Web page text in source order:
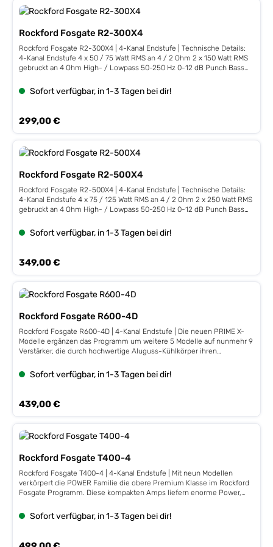
Rockford Fosgate R2-300X4
Rockford Fosgate R2-300X4 | 4-Kanal Endstufe | Technische Details:
4-Kanal Endstufe 4 x 50 / 75 Watt RMS an 4 / 2 Ohm 2 x 150 Watt RMS
gebruckt an 4 Ohm High- / Lowpass 50-250 Hz 0-12 dB Punch Bass
• High Level Inputs mit Auto Turn On inkl. Leistungszertifikat Maße:
255x173x49mm
Sofort verfügbar, in 1-3 Tagen bei dir!
Regulärer Preis:
299,00 €
Rockford Fosgate R2-500X4
Rockford Fosgate R2-500X4 | 4-Kanal Endstufe | Technische Details:
4-Kanal Endstufe 4 x 75 / 125 Watt RMS an 4 / 2 Ohm 2 x 250 Watt RMS
gebruckt an 4 Ohm High- / Lowpass 50-250 Hz 0-12 dB Punch Bass
• High Level Inputs mit Auto Turn On inkl. Leistungszertifikat Maße:
255x173x49mm
Sofort verfügbar, in 1-3 Tagen bei dir!
Regulärer Preis:
349,00 €
Rockford Fosgate R600-4D
Rockford Fosgate R600-4D | 4-Kanal Endstufe | Die neuen PRIME X-
Modelle ergänzen das Programm um weitere 5 Modelle auf nunmehr 9
Verstärker, die durch hochwertige Aluguss-Kühlkörper ihren
deutlich mehr Leistung als angegebenliefern - Jedem Verstärker liegt
ein entsprechendes Leistungszertifikat bei! 4 x 100 / 150 W RMS an 4 /
Endstufe (digital)• High- / Lowpass 50-250 Hz • 0-18 dB Punch Bass
EQ @ 45 Hz• 2/4 CH Input Mode Schalter • Line Outputs • 85%
Wirkungsgrad• AP-Power: 4x122/212 oder 2x424 W RMS, inkl.
Leistungszertifikat
Sofort verfügbar, in 1-3 Tagen bei dir!
Regulärer Preis:
439,00 €
Rockford Fosgate T400-4
Rockford Fosgate T400-4 | 4-Kanal Endstufe | Mit neun Modellen
verkörpert die POWER Familie die obere Premium Klasse im Rockford
Fosgate Programm. Diese kompakten Amps liefern enorme Power,
Gehäusen. Die vorteilhafte Baugröße wird durch die DTMTechnologie
(Dynamic Thermal Management) ermöglicht, einer sehr effizienten
engstem Raum wie z.B. unter einem Sitz ist somit problemlos
Sofort verfügbar, in 1-3 Tagen bei dir!
Regulärer Preis: